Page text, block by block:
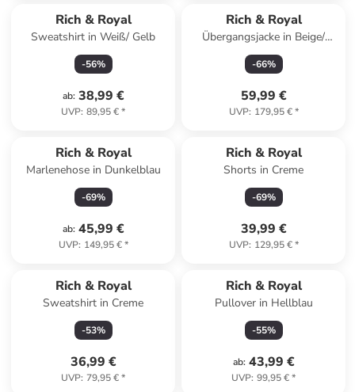
Rich & Royal
Sweatshirt in Weiß/ Gelb
-56%
ab: 38,99 €
UVP: 89,95 €*
Rich & Royal
Übergangsjacke in Beige/
Braun
-66%
59,99 €
UVP: 179,95 €*
Rich & Royal
Marlenehose in Dunkelblau
-69%
ab: 45,99 €
UVP: 149,95 €*
Rich & Royal
Shorts in Creme
-69%
39,99 €
UVP: 129,95 €*
Rich & Royal
Sweatshirt in Creme
-53%
36,99 €
UVP: 79,95 €*
Rich & Royal
Pullover in Hellblau
-55%
ab: 43,99 €
UVP: 99,95 €*